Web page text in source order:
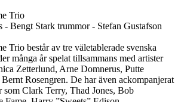
Trio
- Bengt Stark trummor - Stefan Gustafson
Trio består av tre väletablerade svenska
många år spelat tillsammans med artister
Zetterlund, Arne Domnerus, Putte
Rosengren. De har även ackompanjerat
som Clark Terry, Thad Jones, Bob